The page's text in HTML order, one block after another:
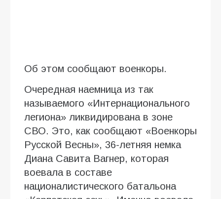
Об этом сообщают военкоры.
Очередная наемница из так
называемого «Интернационального
легиона» ликвидирована в зоне
СВО. Это, как сообщают «Военкоры
Русской Весны», 36-летняя немка
Диана Савита Вагнер, которая
воевала в составе
националистического батальона